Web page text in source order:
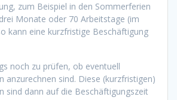
zum Beispiel in den Sommerferien
Monate oder 70 Arbeitstage (im
kann eine kurzfristige Beschäftigung
noch zu prüfen, ob eventuell
anzurechnen sind. Diese (kurzfristigen)
sind dann auf die Beschäftigungszeit